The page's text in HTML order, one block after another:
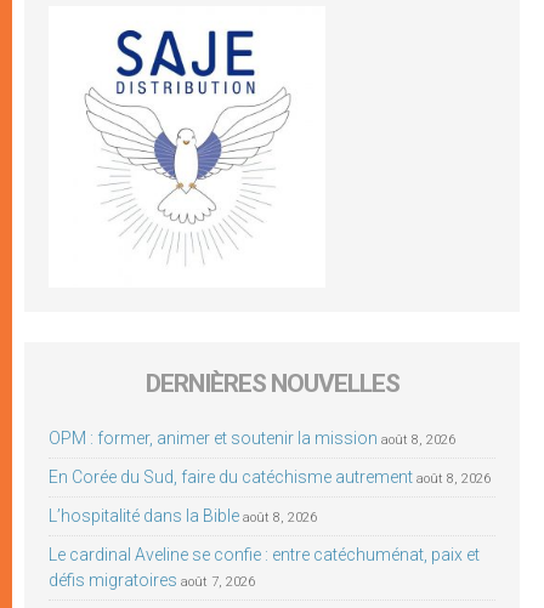
DERNIÈRES NOUVELLES
OPM : former, animer et soutenir la mission août 8, 2026
En Corée du Sud, faire du catéchisme autrement août 8, 2026
L’hospitalité dans la Bible août 8, 2026
Le cardinal Aveline se confie : entre catéchuménat, paix et
défis migratoires août 7, 2026